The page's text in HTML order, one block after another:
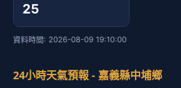
25
資料時間: 2026-08-09 19:10:00
24小時天氣預報 - 嘉義縣中埔鄉